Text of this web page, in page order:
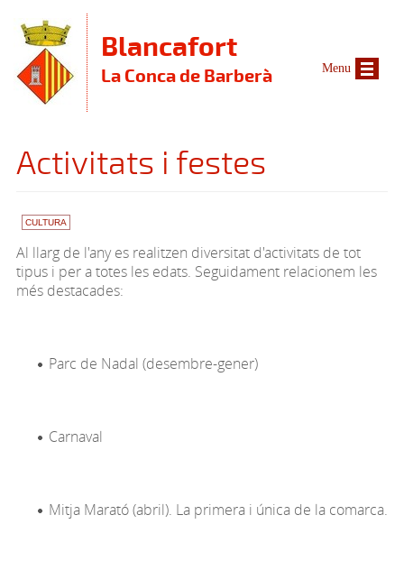
Blancafort
La Conca de Barberà
Activitats i festes
CULTURA
Al llarg de l'any es realitzen diversitat d'activitats de tot
tipusi per a totes les edats. Seguidament relacionem les
més destacades:
Parc de Nadal (desembre-gener)
Carnaval
Mitja Marató (abril). La primera i única de la comarca.
Menu